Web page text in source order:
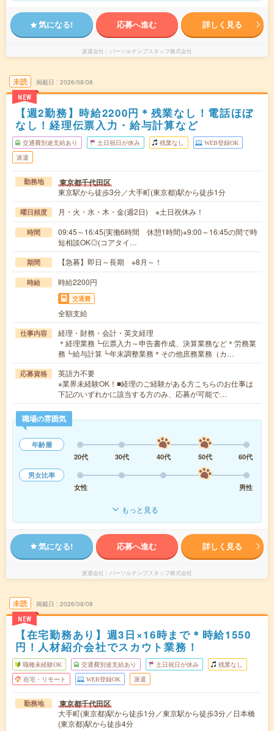
気になる! 応募へ進む 詳しく見る
派遣会社 パーソルテンプスタッフ株式会社
未読
NEW
掲載日 2026/08/08
【週2勤務】時給2200円＊残業なし！電話ほぼ
なし！経理伝票入力・給与計算など
交通費別途支給あり 土日祝日が休み 残業なし WEB登録OK
派遣
勤務地 東京都千代田区
東京駅から徒歩3分／大手町(東京都)駅から徒歩1分
曜日頻度 月・火・水・木・金(週2日) ※土日祝休み！
時間
09:45～16:45(実働6時間 休憩1時間)※9:00～16:45の間で時
短相談OK◎(コアタイ…
期間 【急募】即日～長期 ※8月～！
時給 時給2200円
交通費
全額支給
仕事内容
経理・財務・会計・英文経理
＊経理業務┗伝票入力～申告書作成、決算業務など＊労務業
務┗給与計算┗年末調整業務＊その他庶務業務（カ…
応募資格
英語力不要
※業界未経験OK！■経理のご経験がある方こちらのお仕事は
下記のいずれかに該当する方のみ、応募が可能で…
職場の雰囲気
年齢層
20代
30代 40代 50代
60代
男女比率
女性
男性
もっと見る
気になる! 応募へ進む 詳しく見る
派遣会社 パーソルテンプスタッフ株式会社
未読
NEW
掲載日 2026/08/08
【在宅勤務あり】週3日×16時まで＊時給1550
円！人材紹介会社でスカウト業務！
職種未経験OK 交通費別途支給あり 土日祝日が休み 残業なし
在宅・リモート WEB登録OK 派遣
勤務地 東京都千代田区
大手町(東京都)駅から徒歩1分／東京駅から徒歩3分／日本橋
(東京都)駅から徒歩4分